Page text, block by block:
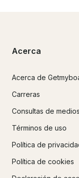
Acerca
Acerca de
Carreras
Consultas de medios
Términos de uso
Política de
Política de cookies